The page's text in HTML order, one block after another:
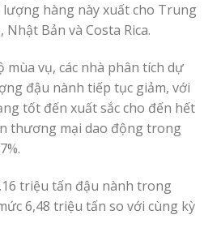
lượng hàng này xuất cho Trung
Bản và Costa Rica.
mùa vụ, các nhà phân tích dự
đậu nành tiếp tục giảm, với
tốt đến xuất sắc cho đến hết
thương mại dao động trong
triệu tấn đậu nành trong
6,48 triệu tấn so với cùng kỳ